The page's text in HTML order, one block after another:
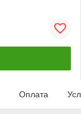
Оплата